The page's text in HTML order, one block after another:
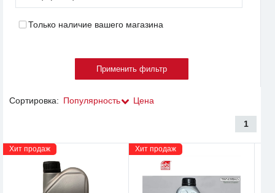
Только наличие вашего магазина
Сортировка: Популярность Цена
1
Хит продаж Хит продаж